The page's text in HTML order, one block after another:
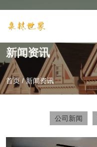
新闻资讯
首页 /新闻资讯
公司新闻